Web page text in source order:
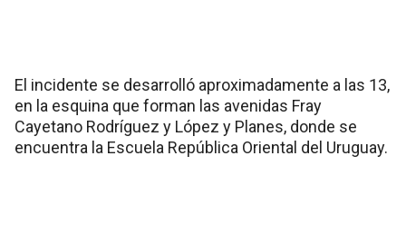
El incidente se desarrolló aproximadamente a las 13,
en la esquina que forman las avenidas Fray
Cayetano Rodríguez y López y Planes, donde se
encuentra la Escuela República Oriental del Uruguay.